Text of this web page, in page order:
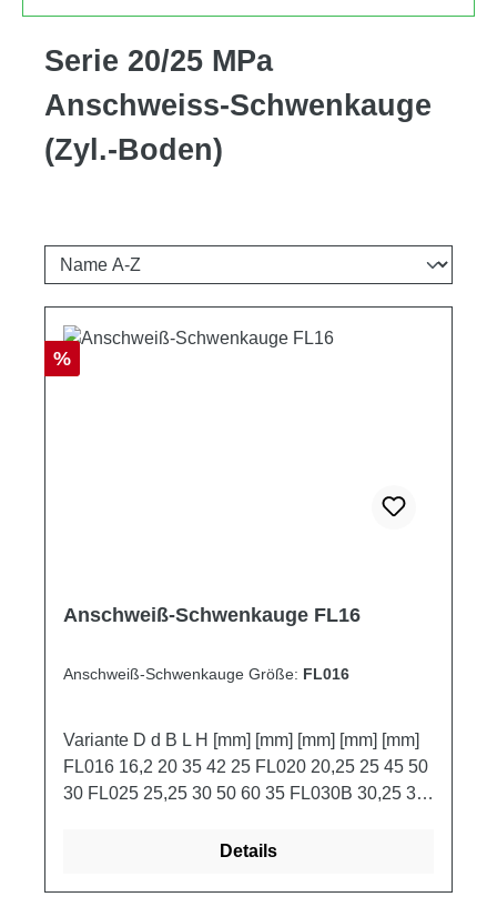
Serie 20/25 MPa
Anschweiss-Schwenkauge
(Zyl.-Boden)
Rabatt
%
Anschweiß-Schwenkauge FL16
Anschweiß-Schwenkauge Größe: FL016
Variante D d B L H [mm] [mm] [mm] [mm] [mm]
FL016 16,2 20 35 42 25 FL020 20,25 25 45 50
30 FL025 25,25 30 50 60 35 FL030B 30,25 35
Details